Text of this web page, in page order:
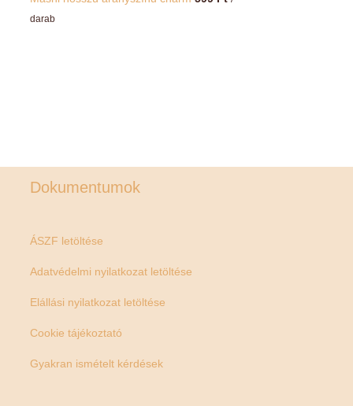
darab
Dokumentumok
ÁSZF letöltése
Adatvédelmi nyilatkozat letöltése
Elállási nyilatkozat letöltése
Cookie tájékoztató
Gyakran ismételt kérdések